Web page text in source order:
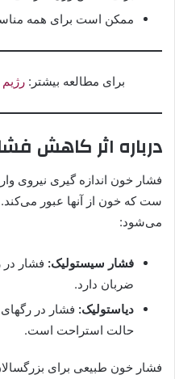
ممکن است برای همه
برای مطالعه بیشتر:
درباره اثر کاهش
فشار خون اندازه گیری نیروی
ست که خون از آنها عبور
می‌شود:
فشار سیستولیک: فشار
ضربان دارد.
دیاستولیک: فشار در
حالت استراحت است.